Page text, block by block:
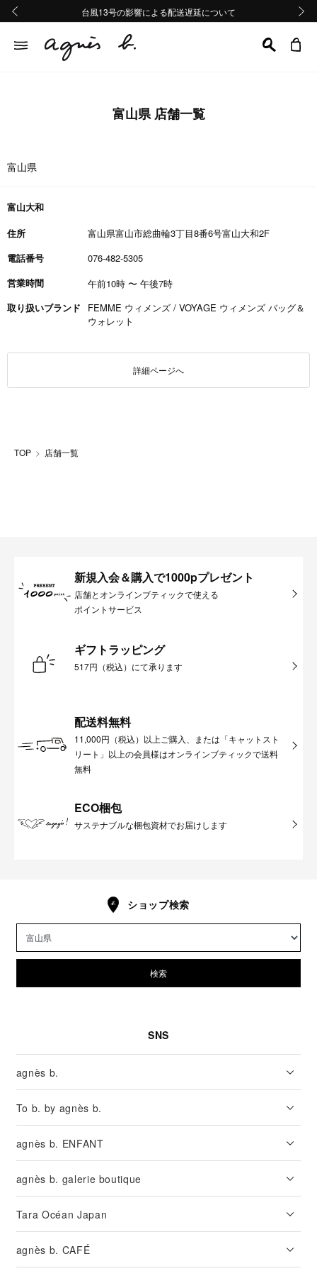
熊本地域地震の影響による配送遅延について
Summer Sale 2buy10%OFF!!
台風13号の影響による配送遅延について
熊本地域地震の影響による配送遅延について
Summer Sale 2buy10%OFF!!
富山県 店舗一覧
富山県
富山大和
住所
富山県富山市総曲輪3丁目8番6号富山大和2F
電話番号
076-482-5305
営業時間
午前10時 〜 午後7時
取り扱いブランド
FEMME ウィメンズ / VOYAGE ウィメンズ バッグ＆
ウォレット
詳細ページへ
TOP 店舗一覧
新規入会＆購入で1000pプレゼント
店舗とオンラインブティックで使える
ポイントサービス
ギフトラッピング
517円（税込）にて承ります
配送料無料
11,000円（税込）以上ご購入、または「キャットスト
リート」以上の会員様はオンラインブティックで送料
無料
ECO梱包
サステナブルな梱包資材でお届けします
ショップ検索
検索
SNS
agnès b.
To b. by agnès b.
agnès b. ENFANT
agnès b. galerie boutique
Tara Océan Japan
agnès b. CAFÉ